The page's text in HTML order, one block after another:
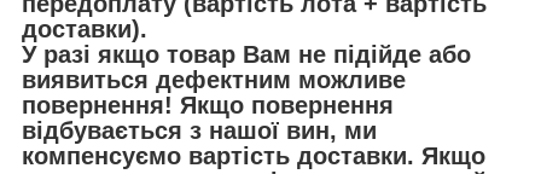
доставки).
У разі якщо товар Вам не підійде або
виявиться дефектним можливе
повернення! Якщо повернення
відбувається з нашої вин, ми
компенсуємо вартість доставки. Якщо